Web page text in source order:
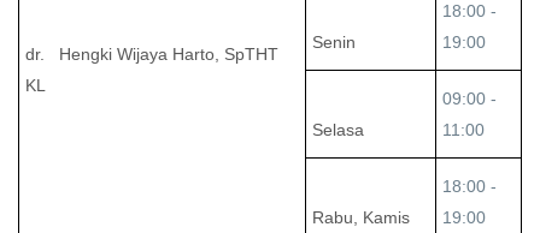
dr. Hengki Wijaya Harto, SpTHT
KL
Senin
18:00 -
19:00
Selasa
09:00 -
11:00
Rabu, Kamis
18:00 -
19:00